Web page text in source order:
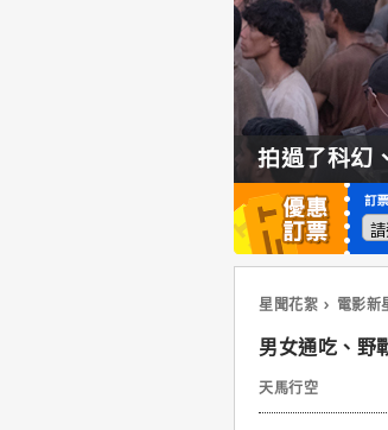
拍過了科幻
星聞花絮 電影新
男女通吃、野
天馬行空